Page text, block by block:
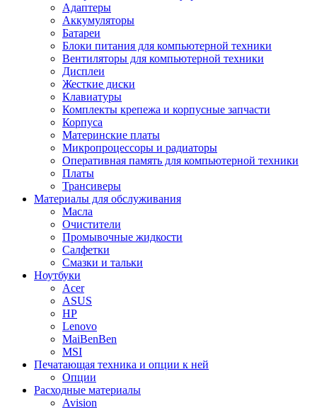
Адаптеры
Аккумуляторы
Батареи
Блоки питания для компьютерной техники
Вентиляторы для компьютерной техники
Дисплеи
Жесткие диски
Клавиатуры
Комплекты крепежа и корпусные запчасти
Корпуса
Материнские платы
Микропроцессоры и радиаторы
Оперативная память для компьютерной техники
Платы
Трансиверы
Материалы для обслуживания
Масла
Очистители
Промывочные жидкости
Салфетки
Смазки и тальки
Ноутбуки
Acer
ASUS
HP
Lenovo
MaiBenBen
MSI
Печатающая техника и опции к ней
Опции
Расходные материалы
Avision